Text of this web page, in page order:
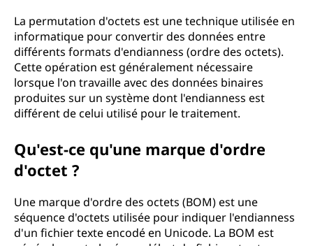
La permutation d'octets est une technique utilisée en
informatique pour convertir des données entre
différents formats d'endianness (ordre des octets).
Cette opération est généralement nécessaire
lorsque l'on travaille avec des données binaires
produites sur un système dont l'endianness est
différent de celui utilisé pour le traitement.
Qu'est-ce qu'une marque d'ordre
d'octet ?
Une marque d'ordre des octets (BOM) est une
séquence d'octets utilisée pour indiquer l'endianness
d'un fichier texte encodé en Unicode. La BOM est